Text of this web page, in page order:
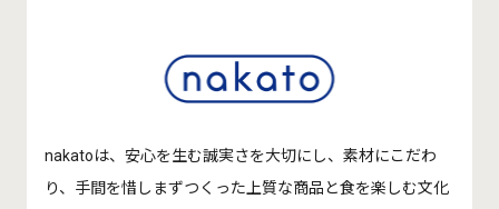
nakatoは、安心を生む誠実さを大切にし、素材にこだわ
り、手間を惜しまずつくった上質な商品と食を楽しむ文化